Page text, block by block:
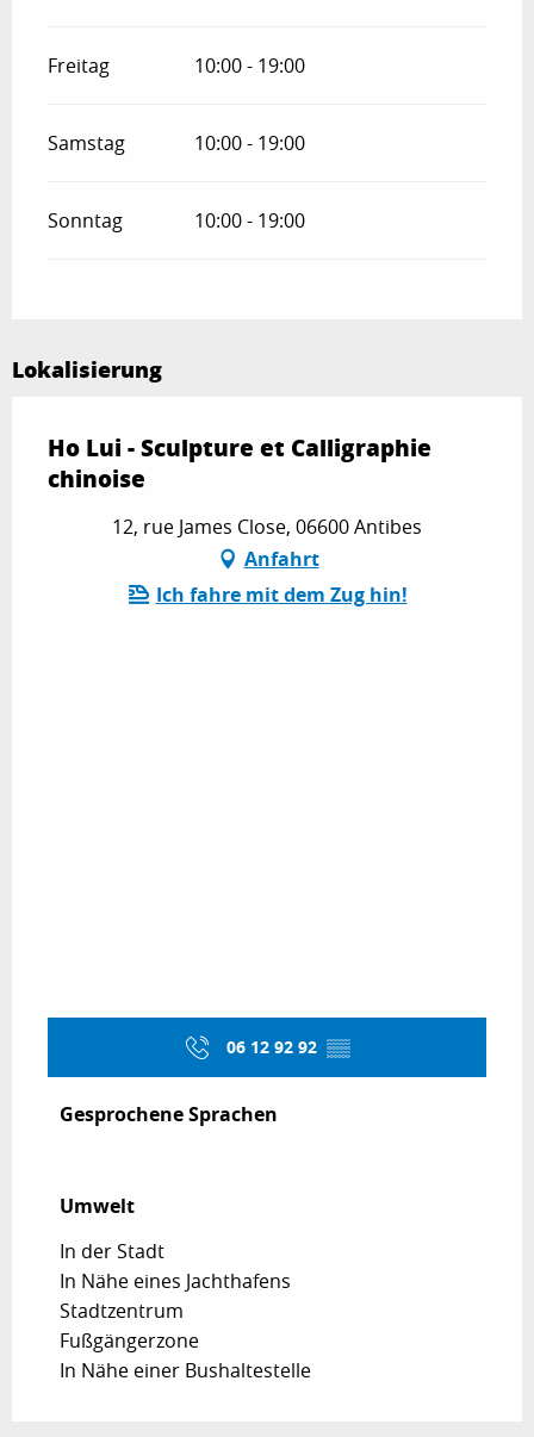
Freitag 10:00 - 19:00
Samstag 10:00 - 19:00
Sonntag 10:00 - 19:00
Lokalisierung
Ho Lui - Sculpture et Calligraphie
chinoise
12, rue James Close, 06600 Antibes
Anfahrt
Ich fahre mit dem Zug hin!
06 12 92 92 ▒▒
Gesprochene Sprachen
Gesprochene Sprachen
Umwelt
Umwelt
In der Stadt
In Nähe eines Jachthafens
Stadtzentrum
Fußgängerzone
In Nähe einer Bushaltestelle